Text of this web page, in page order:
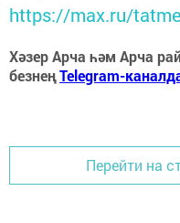
https://max.ru/
Хәзер Арча һәм Арча
безнеңTelegram-
Перейти на